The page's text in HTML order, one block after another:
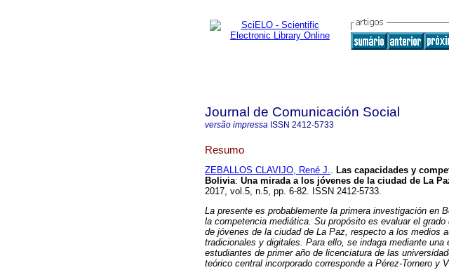
Journal de Comunicación Social
versão impressa ISSN 2412-5733
Resumo
ZEBALLOS CLAVIJO, René J.. Las capacidades y
Bolivia: Una mirada a los jóvenes de la ciudad de La
2017, vol.5, n.5, pp. 6-82. ISSN 2412-5733.
La presente es probablemente la primera investigación en
la competencia mediática. Su propósito es evaluar el
de jóvenes de la ciudad de La Paz, respecto a los medios
tradicionales y digitales. Para ello, se indaga mediante una
estudiantes de primer año de licenciatura de las
teórico central incorporado corresponde a Pérez-Tornero y